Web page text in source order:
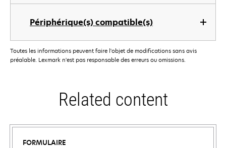
Périphérique(s) compatible(s)
Toutes les informations peuvent faire l'objet de modifications sans avis
préalable. Lexmark n'est pas responsable des erreurs ou omissions.
Related content
FORMULAIRE